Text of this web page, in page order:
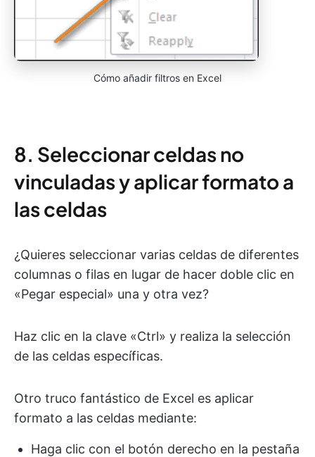
Cómo añadir filtros en Excel
8. Seleccionar celdas no
vinculadas y aplicar formato a
las celdas
¿Quieres seleccionar varias celdas de diferentes
columnas o filas en lugar de hacer doble clic en
«Pegar especial» una y otra vez?
Haz clic en la clave «Ctrl» y realiza la selección
de las celdas específicas.
Otro truco fantástico de Excel es aplicar
formato a las celdas mediante:
Haga clic con el botón derecho en la pestaña